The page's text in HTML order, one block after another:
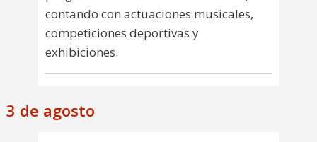
contando con actuaciones musicales,
competiciones deportivas y
exhibiciones.
3 de agosto